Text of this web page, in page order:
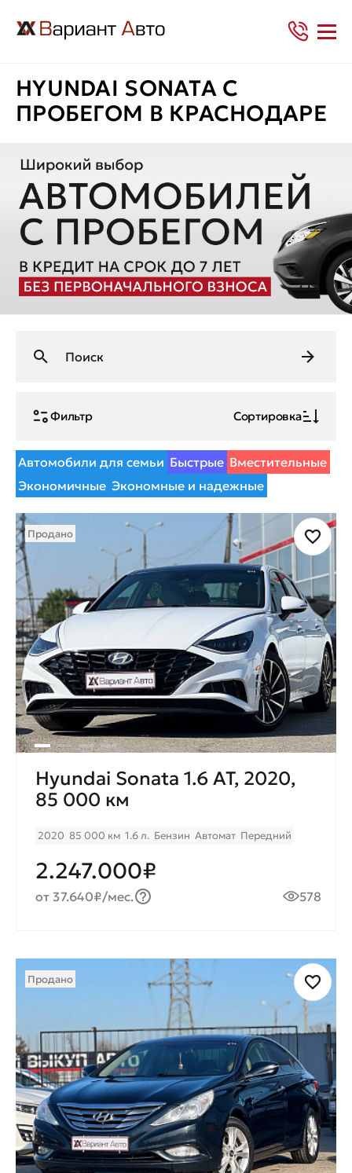
HYUNDAI SONATA С
ПРОБЕГОМ В КРАСНОДАРЕ
Фильтр Сортировка
Автомобили для семьи Быстрые Вместительные
Экономичные Экономные и надежные
Продано
Hyundai Sonata 1.6 AT, 2020,
85 000 км
2020 85 000 км 1.6 л. Бензин Автомат Передний
2.247.000₽
от 37.640₽/мес. 578
Продано